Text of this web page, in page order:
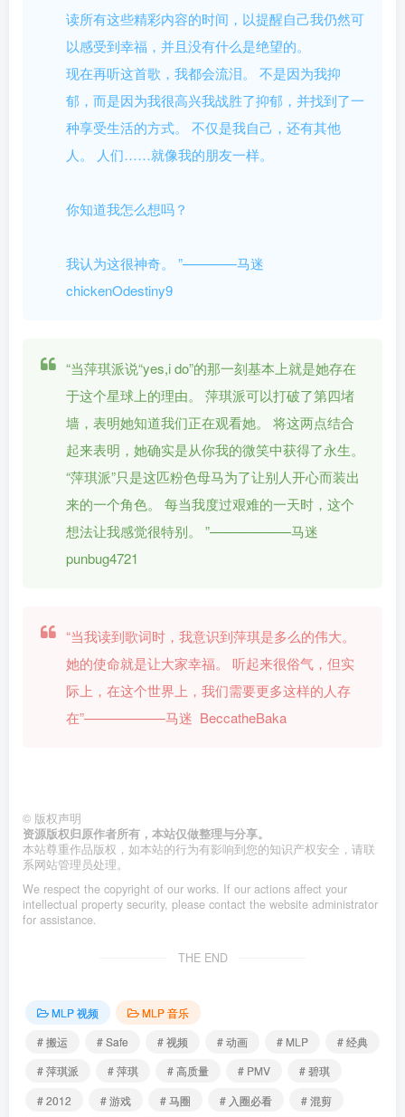
读所有这些精彩内容的时间，以提醒自己我仍然可
以感受到幸福，并且没有什么是绝望的。
现在再听这首歌，我都会流泪。 不是因为我抑
郁，而是因为我很高兴我战胜了抑郁，并找到了一
种享受生活的方式。 不仅是我自己，还有其他
人。 人们……就像我的朋友一样。
你知道我怎么想吗？
我认为这很神奇。 ”————马迷
chickenOdestiny9
“当萍琪派说“yes,i do”的那一刻基本上就是她存在
于这个星球上的理由。 萍琪派可以打破了第四堵
墙，表明她知道我们正在观看她。 将这两点结合
起来表明，她确实是从你我的微笑中获得了永生。
“萍琪派”只是这匹粉色母马为了让别人开心而装出
来的一个角色。 每当我度过艰难的一天时，这个
想法让我感觉很特别。 ”——————马迷
punbug4721
“当我读到歌词时，我意识到萍琪是多么的伟大。
她的使命就是让大家幸福。 听起来很俗气，但实
际上，在这个世界上，我们需要更多这样的人存
在”——————马迷 BeccatheBaka
© 版权声明
资源版权归原作者所有，本站仅做整理与分享。
本站尊重作品版权，如本站的行为有影响到您的知识产权安全，请联
系网站管理员处理。
We respect the copyright of our works. If our actions affect your
intellectual property security, please contact the website administrator
for assistance.
THE END
MLP 视频
MLP 音乐
# 搬运
# Safe # 视频 # 动画 # MLP
# 经典
# 萍琪派
# 萍琪 # 高质量 # PMV
# 碧琪
# 2012
# 游戏 # 马圈 # 入圈必看
# 混剪